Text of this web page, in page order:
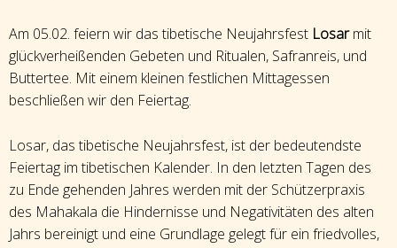
Am 05.02. feiern wir das tibetische Neujahrsfest Losarmit
glückverheißenden Gebeten und Ritualen, Safranreis, und
Buttertee. Mit einem kleinen festlichen Mittagessen
beschließen wir den Feiertag.
Losar, das tibetische Neujahrsfest, ist der bedeutendste
Feiertag im tibetischen Kalender. In den letzten Tagen des
zu Ende gehenden Jahres werden mit der Schützerpraxis
des Mahakala die Hindernisse und Negativitäten des alten
Jahrs bereinigt und eine Grundlage gelegt für ein friedvolles,